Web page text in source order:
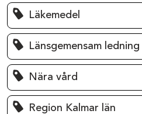
Läkemedel
Länsgemensam ledning
Nära vård
Region Kalmar län